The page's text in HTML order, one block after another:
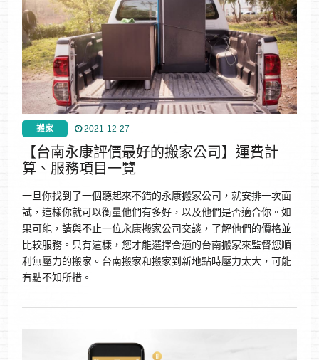
搬家 2021-12-27
【台南永康評價最好的搬家公司】運費計
算、服務項目一覽
一旦你找到了一個聽起來不錯的永康搬家公司，就安排一次面
試，這樣你就可以衡量他們有多好，以及他們是否適合你。如
果可能，請與不止一位永康搬家公司交談，了解他們的價格並
比較服務。只有這樣，您才能選擇合適的台南搬家來監督您順
利無壓力的搬家。台南搬家和搬家到新地點時壓力太大，可能
有點不知所措。